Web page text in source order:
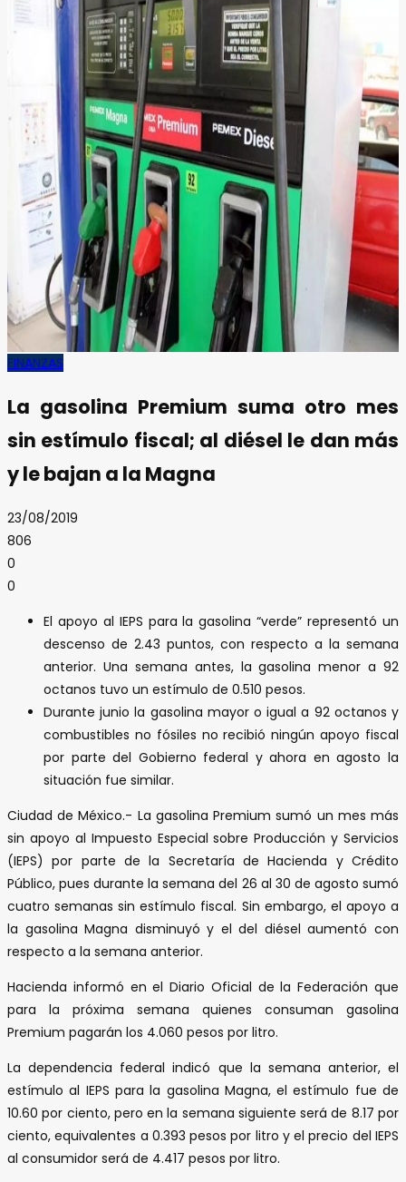
FINANZAS
La gasolina Premium suma otro mes
sin estímulo fiscal; al diésel le dan más
y le bajan a la Magna
23/08/2019
806
0
0
El apoyo al IEPS para la gasolina “verde” representó un
descenso de 2.43 puntos, con respecto a la semana
anterior. Una semana antes, la gasolina menor a 92
octanos tuvo un estímulo de 0.510 pesos.
Durante junio la gasolina mayor o igual a 92 octanos y
combustibles no fósiles no recibió ningún apoyo fiscal
por parte del Gobierno federal y ahora en agosto la
situación fue similar.
Ciudad de México.- La gasolina Premium sumó un mes más
sin apoyo al Impuesto Especial sobre Producción y Servicios
(IEPS) por parte de la Secretaría de Hacienda y Crédito
Público, pues durante la semana del 26 al 30 de agosto sumó
cuatro semanas sin estímulo fiscal. Sin embargo, el apoyo a
la gasolina Magna disminuyó y el del diésel aumentó con
respecto a la semana anterior.
Hacienda informó en el Diario Oficial de la Federación que
para la próxima semana quienes consuman gasolina
Premium pagarán los 4.060 pesos por litro.
La dependencia federal indicó que la semana anterior, el
estímulo al IEPS para la gasolina Magna, el estímulo fue de
10.60 por ciento, pero en la semana siguiente será de 8.17 por
ciento, equivalentes a 0.393 pesos por litro y el precio del IEPS
al consumidor será de 4.417 pesos por litro.